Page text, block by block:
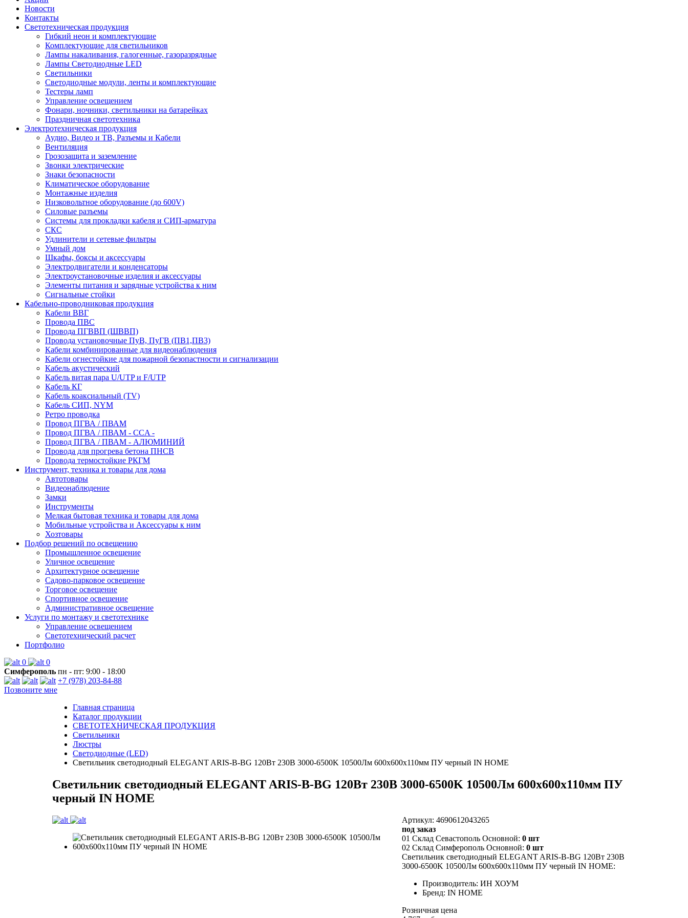
Новости
Контакты
Светотехническая продукция
Гибкий неон и комплектующие
Комплектующие для светильников
Лампы накаливания, галогенные, газоразрядные
Лампы Светодиодные LED
Светильники
Светодиодные модули, ленты и комплектующие
Тестеры ламп
Управление освещением
Фонари, ночники, светильники на батарейках
Праздничная светотехника
Электротехническая продукция
Аудио, Видео и ТВ, Разъемы и Кабели
Вентиляция
Грозозащита и заземление
Звонки электрические
Знаки безопасности
Климатическое оборудование
Монтажные изделия
Низковольтное оборудование (до 600V)
Силовые разъемы
Системы для прокладки кабеля и СИП-арматура
СКС
Удлинители и сетевые фильтры
Умный дом
Шкафы, боксы и аксессуары
Электродвигатели и конденсаторы
Электроустановочные изделия и аксессуары
Элементы питания и зарядные устройства к ним
Сигнальные стойки
Кабельно-проводниковая продукция
Кабели ВВГ
Провода ПВС
Провода ПГВВП (ШВВП)
Провода установочные ПуВ, ПуГВ (ПВ1,ПВ3)
Кабели комбинированные для видеонаблюдения
Кабели огнестойкие для пожарной безопастности и сигнализации
Кабель акустический
Кабель витая пара U/UTP и F/UTP
Кабель КГ
Кабель коаксиальный (TV)
Кабель СИП, NYM
Ретро проводка
Провод ПГВА / ПВАМ
Провод ПГВА / ПВАМ - CCA -
Провод ПГВА / ПВАМ - АЛЮМИНИЙ
Провода для прогрева бетона ПНСВ
Провода термостойкие РКГМ
Инструмент, техника и товары для дома
Автотовары
Видеонаблюдение
Замки
Инструменты
Мелкая бытовая техника и товары для дома
Мобильные устройства и Аксессуары к ним
Хозтовары
Подбор решений по освещению
Промышленное освещение
Уличное освещение
Архитектурное освещение
Садово-парковое освещение
Торговое освещение
Спортивное освещение
Административное освещение
Услуги по монтажу и светотехнике
Управление освещением
Светотехнический расчет
Портфолио
0
0
Симферополь пн - пт: 9:00 - 18:00
+7 (978) 203-84-88
Позвоните мне
Главная страница
Каталог продукции
СВЕТОТЕХНИЧЕСКАЯ ПРОДУКЦИЯ
Светильники
Люстры
Светодиодные (LED)
Светильник светодиодный ELEGANT ARIS-B-BG 120Вт 230В 3000-6500K 10500Лм 600х600х110мм ПУ черный IN HOME
Светильник светодиодный ELEGANT ARIS-B-BG 120Вт 230В 3000-6500K 10500Лм 600х600х110мм ПУ
черный IN HOME
Артикул: 4690612043265
под заказ
01 Склад Севастополь Основной: 0 шт
02 Склад Симферополь Основной: 0 шт
Светильник светодиодный ELEGANT ARIS-B-BG 120Вт 230В
3000-6500K 10500Лм 600х600х110мм ПУ черный IN HOME:
Производитель: ИН ХОУМ
Бренд: IN HOME
Розничная цена